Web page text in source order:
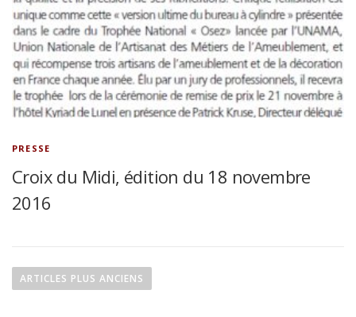
PRESSE
Croix du Midi, édition du 18 novembre
2016
aARTICLES PLUS ANCIENS